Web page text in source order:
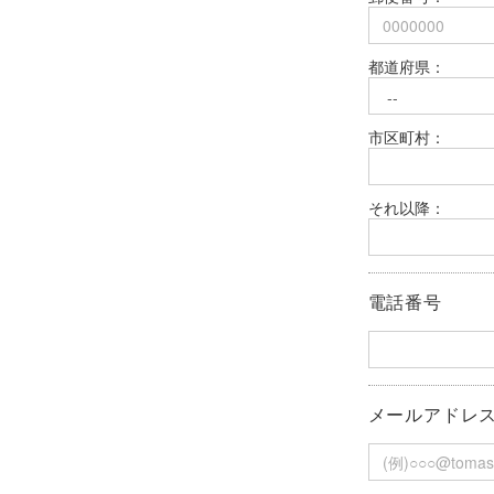
都道府県：
市区町村：
それ以降：
電話番号
メールアドレス